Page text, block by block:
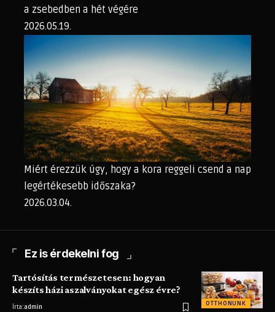
a zsebedben a hét végére
2026.05.19.
Miért érezzük úgy, hogy a kora reggeli csend a nap
legértékesebb időszaka?
2026.03.04.
Ez is érdekelni fog
OTTHONUNK
Tartósítás természetesen: hogyan
készíts házi aszalványokat egész évre?
Írta:admin